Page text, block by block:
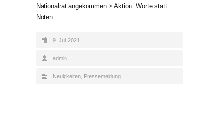
Nationalrat angekommen > Aktion: Worte statt
Noten.
9. Juli 2021
admin
Neuigkeiten Pressemeldung